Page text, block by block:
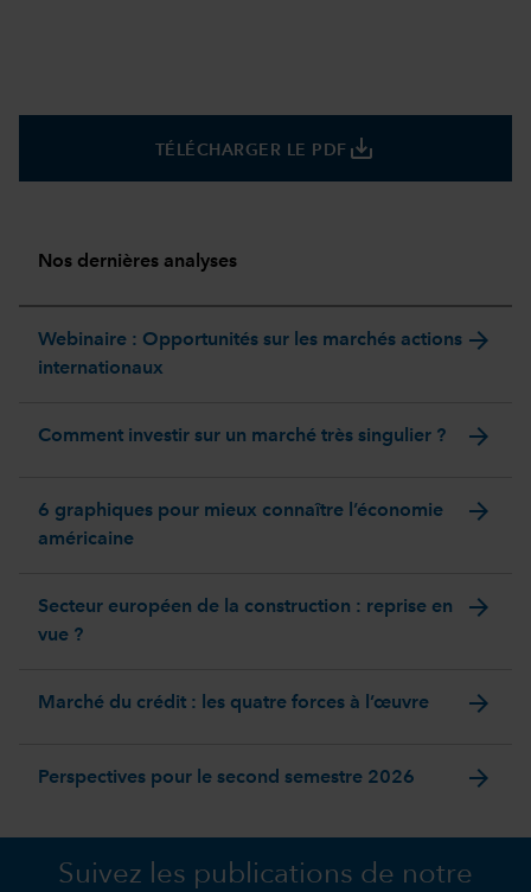
TÉLÉCHARGER LE PDF save_alt
Nos dernières analyses
Webinaire : Opportunités sur les marchés actions
internationaux
arrow_forward
Comment investir sur un marché très singulier ? arrow_forward
6 graphiques pour mieux connaître l’économie
américaine
arrow_forward
Secteur européen de la construction : reprise en
vue ?
arrow_forward
Marché du crédit : les quatre forces à l’œuvre arrow_forward
Perspectives pour le second semestre 2026 arrow_forward
Suivez les publications de notre